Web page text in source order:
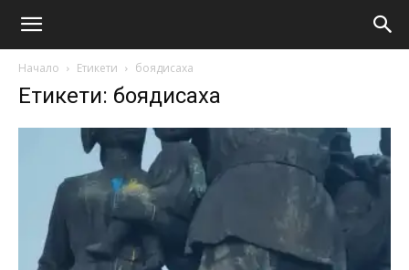
Начало Етикети боядисаха
Етикети: боядисаха